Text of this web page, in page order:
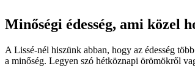
Minőségi édesség, ami közel
A Lissé-nél hiszünk abban, hogy az édesség
a minőség. Legyen szó hétköznapi örömökről